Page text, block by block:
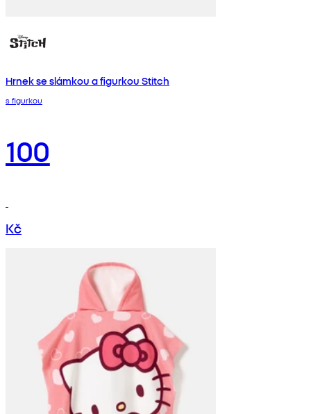
Hrnek se slámkou a figurkou Stitch
s figurkou
100
Kč